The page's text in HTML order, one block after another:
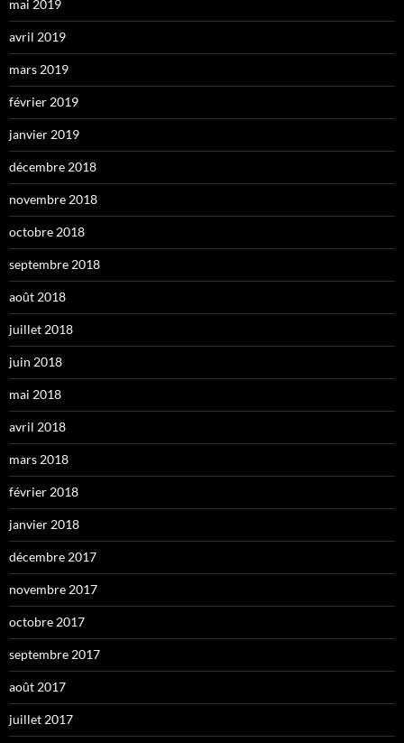
mai 2019
avril 2019
mars 2019
février 2019
janvier 2019
décembre 2018
novembre 2018
octobre 2018
septembre 2018
août 2018
juillet 2018
juin 2018
mai 2018
avril 2018
mars 2018
février 2018
janvier 2018
décembre 2017
novembre 2017
octobre 2017
septembre 2017
août 2017
juillet 2017